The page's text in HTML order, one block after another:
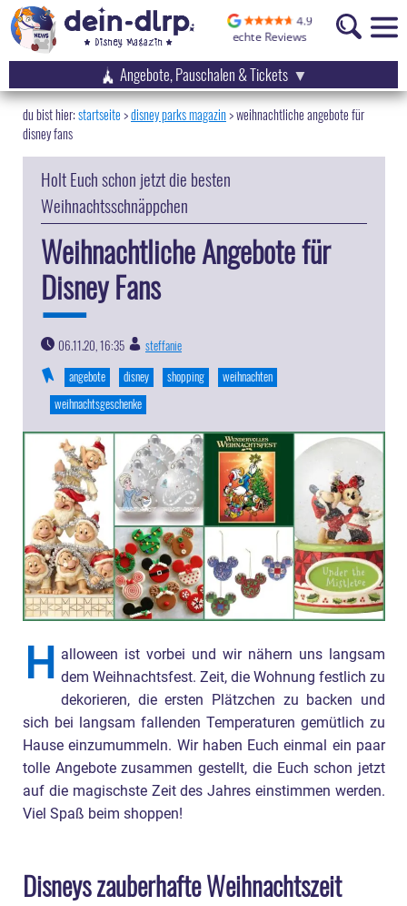
Angebote, Pauschalen & Tickets
startseite disney parks magazin>weihnachtliche angebote für
disney fans
Holt Euch schon jetzt die besten
Weihnachtsschnäppchen
Weihnachtliche Angebote für
Disney Fans
06.11.20, 16:35
steffanie
angebote
disney shopping
weihnachten
weihnachtsgeschenke
H alloween ist vorbei und wir nähern uns langsam
dem Weihnachtsfest. Zeit, die Wohnung festlich zu
dekorieren, die ersten Plätzchen zu backen und
sich bei langsam fallenden Temperaturen gemütlich zu
Hause einzumummeln. Wir haben Euch einmal ein paar
tolle Angebote zusammen gestellt, die Euch schon jetzt
auf die magischste Zeit des Jahres einstimmen werden.
Viel Spaß beim shoppen!
Disneys zauberhafte Weihnachtszeit